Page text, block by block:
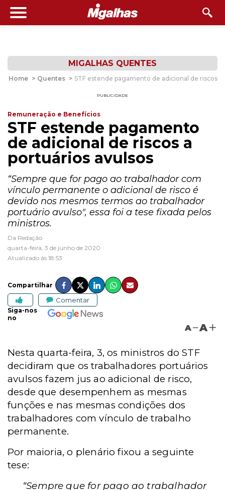
MIGALHAS QUENTES
Home > Quentes > STF estende pagamento de adicional de riscos a
PUBLICIDADE
Remuneração e Benefícios
STF estende pagamento
de adicional de riscos a
portuários avulsos
“Sempre que for pago ao trabalhador com
vínculo permanente o adicional de risco é
devido nos mesmos termos ao trabalhador
portuário avulso", essa foi a tese fixada pelos
ministros.
Da Redação
quarta-feira, 3 de junho de 2020
Atualizado às 18:53
Compartilhar
Comentar
Siga-nos
no
A A
Nesta quarta-feira, 3, os ministros do STF
decidiram que os trabalhadores portuários
avulsos fazem jus ao adicional de risco,
desde que desempenhem as mesmas
funções e nas mesmas condições dos
trabalhadores com vínculo de trabalho
permanente.
Por maioria, o plenário fixou a seguinte
tese:
“Sempre que for pago ao trabalhador